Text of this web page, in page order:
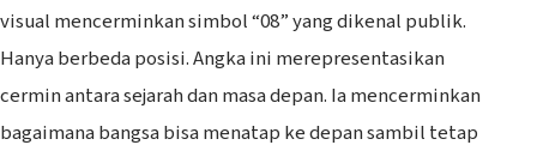
visual mencerminkan simbol “08” yang dikenal publik.
Hanya berbeda posisi. Angka ini merepresentasikan
cermin antara sejarah dan masa depan. Ia mencerminkan
bagaimana bangsa bisa menatap ke depan sambil tetap